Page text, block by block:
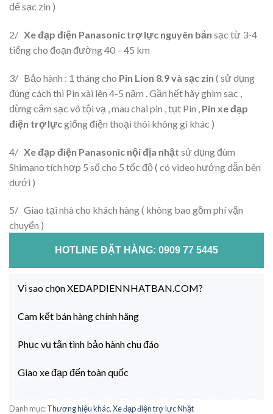
đế sạc zin )
2/ Xe đạp điện Panasonic trợ lực nguyên bản sạc từ 3-4
tiếng cho đoạn đường 40 – 45 km
3/ Bảo hành : 1 tháng cho Pin Lion 8.9 và sạc zin ( sử dụng
đúng cách thì Pin xài lên 4-5 năm . Gần hết hãy ghim sạc ,
đừng cắm sạc vô tội vạ , mau chai pin , tụt Pin , Pin xe đạp
điện trợ lựcgiống điện thoại thôi không gì khác )
4/ Xe đạp điện Panasonic nội địa nhật sử dụng đùm
Shimano tích hợp 5 số cho 5 tốc độ ( có video hướng dẫn bên
dưới )
5/ Giao tại nhà cho khách hàng ( không bao gồm phí vận
chuyển )
HOTLINE ĐẶT HÀNG: 0909 77 5445
Vì sao chọn XEDAPDIENNHATBAN.COM?
Cam kết bán hàng chính hãng
Phục vụ tận tình bảo hành chu đáo
Giao xe đạp đến toàn quốc
Danh mục:Thương hiệu khác,Xe đạp điện trợ lực Nhật